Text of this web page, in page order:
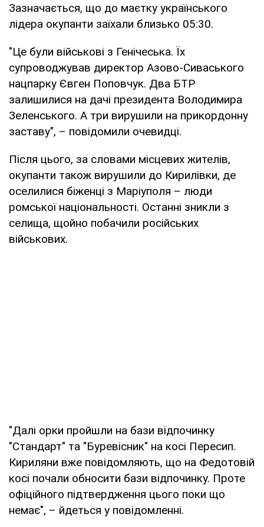
Зазначається, що до маєтку українського
лідера окупанти заїхали близько 05:30.
"Це були військові з Генічеська. Їх
супроводжував директор Азово-Сиваського
нацпарку Євген Поповчук. Два БТР
залишилися на дачі президента Володимира
Зеленського. А три вирушили на прикордонну
заставу", – повідомили очевидці.
Після цього, за словами місцевих жителів,
окупанти також вирушили до Кирилівки, де
оселилися біженці з Маріуполя – люди
ромської національності. Останні зникли з
селища, щойно побачили російських
військових.
"Далі орки пройшли на бази відпочинку
"Стандарт" та "Буревісник" на косі Пересип.
Кириляни вже повідомляють, що на Федотовій
косі почали обносити бази відпочинку. Проте
офіційного підтвердження цього поки що
немає", – йдеться у повідомленні.